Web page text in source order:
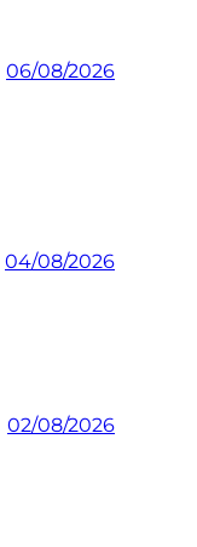
06/08/2026
04/08/2026
02/08/2026